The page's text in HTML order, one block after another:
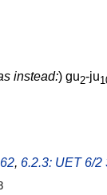
instead:) gu2-ju
, 6.2.3: UET 6/2